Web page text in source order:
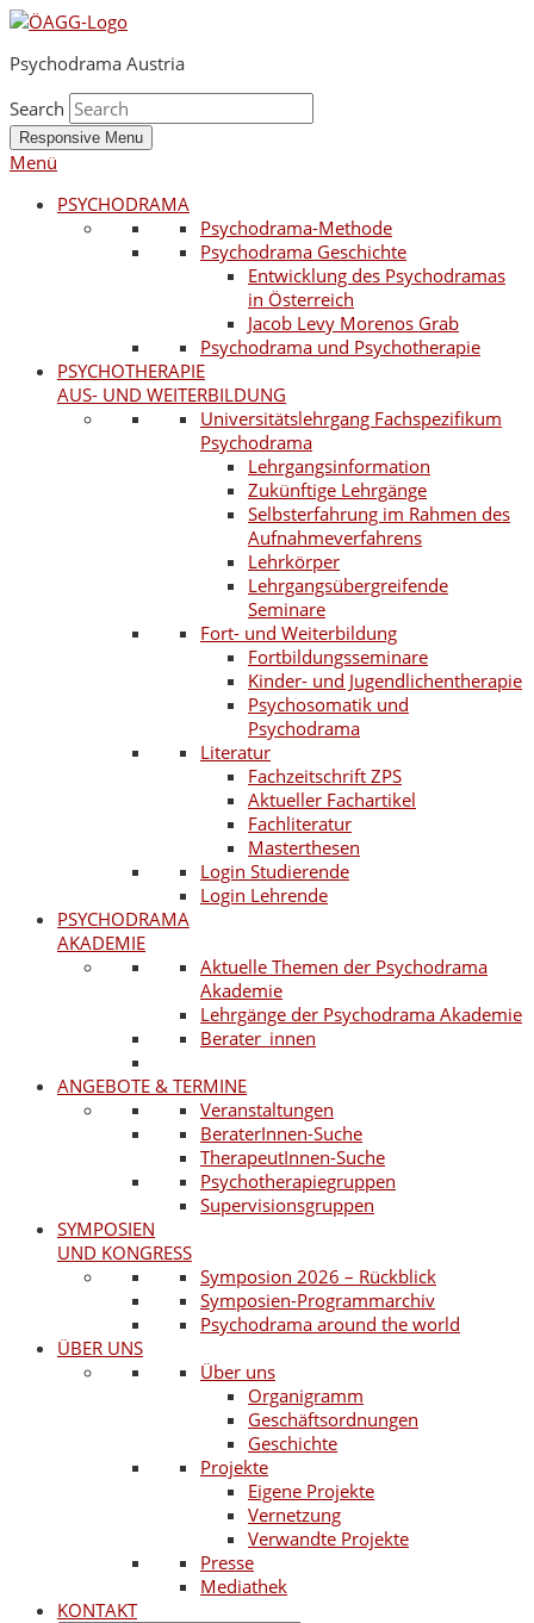
Psychodrama Austria
Search
Responsive Menu
Menü
PSYCHODRAMA
Psychodrama-Methode
Psychodrama Geschichte
Entwicklung des Psychodramas
in Österreich
Jacob Levy Morenos Grab
Psychodrama und Psychotherapie
PSYCHOTHERAPIE
AUS- UND WEITERBILDUNG
Universitätslehrgang Fachspezifikum
Psychodrama
Lehrgangsinformation
Zukünftige Lehrgänge
Selbsterfahrung im Rahmen des
Aufnahmeverfahrens
Lehrkörper
Lehrgangsübergreifende
Seminare
Fort- und Weiterbildung
Fortbildungsseminare
Kinder- und Jugendlichentherapie
Psychosomatik und
Psychodrama
Literatur
Fachzeitschrift ZPS
Aktueller Fachartikel
Fachliteratur
Masterthesen
Login Studierende
Login Lehrende
PSYCHODRAMA
AKADEMIE
Aktuelle Themen der Psychodrama
Akademie
Lehrgänge der Psychodrama Akademie
Berater_innen
ANGEBOTE & TERMINE
Veranstaltungen
BeraterInnen-Suche
TherapeutInnen-Suche
Psychotherapiegruppen
Supervisionsgruppen
SYMPOSIEN
UND KONGRESS
Symposion 2026 – Rückblick
Symposien-Programmarchiv
Psychodrama around the world
ÜBER UNS
Über uns
Organigramm
Geschäftsordnungen
Geschichte
Projekte
Eigene Projekte
Vernetzung
Verwandte Projekte
Presse
Mediathek
KONTAKT